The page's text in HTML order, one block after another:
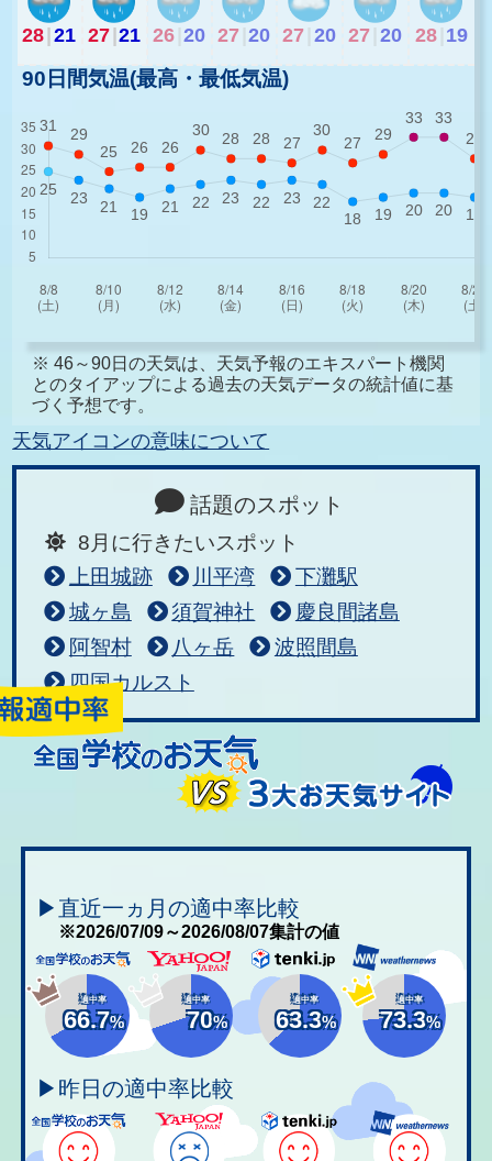
28|21 27|21 26 20 27 20 27 20 27 20 28 19
90日間気温(最高・最低気温)
※ 46～90日の天気は、天気予報のエキスパート機関
とのタイアップによる過去の天気データの統計値に基
づく予想です。
天気アイコンの意味について
話題のスポット
8月に行きたいスポット
上田城跡
川平湾
下灘駅
城ヶ島
須賀神社
慶良間諸島
阿智村
八ヶ岳
波照間島
四国カルスト
▶直近一ヵ月の適中率比較
※2026/07/09～2026/08/07集計の値
適中率
66.7%
適中率
70%
適中率
63.3%
適中率
73.3%
▶昨日の適中率比較